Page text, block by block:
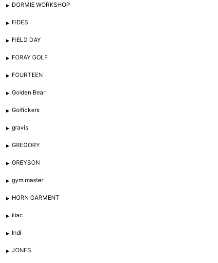
DORMIE WORKSHOP
FIDES
FIELD DAY
FORAY GOLF
FOURTEEN
Golden Bear
Golfickers
gravis
GREGORY
GREYSON
gym master
HORN GARMENT
iliac
Indi
JONES